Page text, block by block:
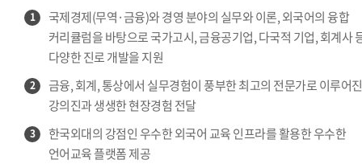
1
국제경제(무역·금융)와 경영 분야의 실무와 이론, 외국어의 융합
커리큘럼을 바탕으로 국가고시, 금융공기업, 다국적 기업, 회계사
다양한 진로 개발을 지원
2
금융, 회계, 통상에서 실무경험이 풍부한 최고의 전문가로 이루어진
강의진과 생생한 현장경험 전달
3
한국외대의 강점인 우수한 외국어 교육 인프라를 활용한 우수한
언어교육 플랫폼 제공